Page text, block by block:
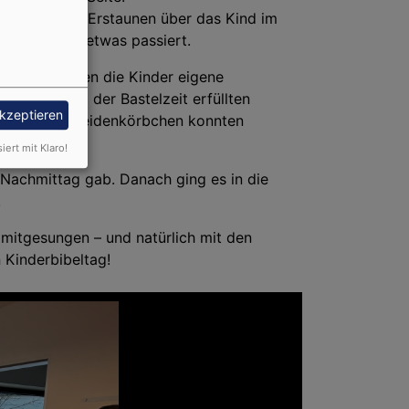
haben? Erstaunen über das Kind im
endlich etwas passiert.
so durften die Kinder eigene
Während der Bastelzeit erfüllten
kleine Weidenkörbchen konnten
gab. Danach ging es in die
– und natürlich mit den
Kinderbibeltag!
mit Klaro!